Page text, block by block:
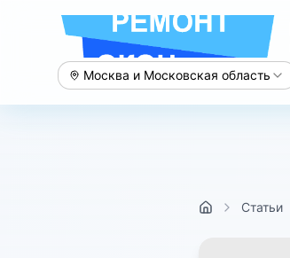
Москва и Московская область
Статьи